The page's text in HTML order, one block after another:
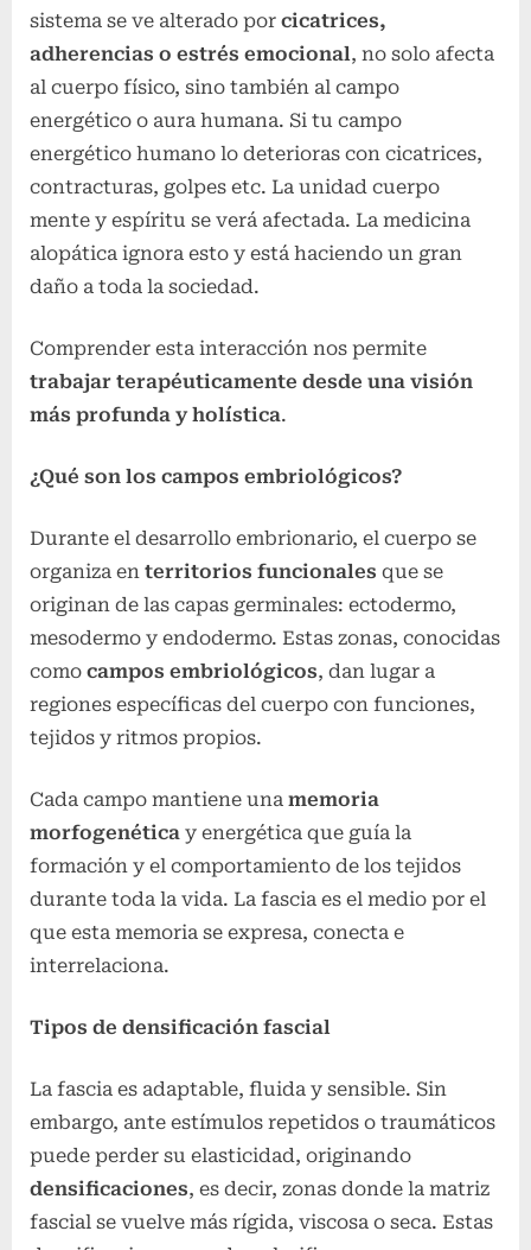
sistema se ve alterado por cicatrices,
adherencias o estrés emocional, no solo afecta
al cuerpo físico, sino también al campo
energético o aura humana. Si tu campo
energético humano lo deterioras con cicatrices,
contracturas, golpes etc. La unidad cuerpo
mente y espíritu se verá afectada. La medicina
alopática ignora esto y está haciendo un gran
daño a toda la sociedad.
Comprender esta interacción nos permite
trabajar terapéuticamente desde una visión
más profunda y holística.
¿Qué son los campos embriológicos?
Durante el desarrollo embrionario, el cuerpo se
organiza en territorios funcionales que se
originan de las capas germinales: ectodermo,
mesodermo y endodermo. Estas zonas, conocidas
como campos embriológicos, dan lugar a
regiones específicas del cuerpo con funciones,
tejidos y ritmos propios.
Cada campo mantiene una memoria
morfogenética y energética que guía la
formación y el comportamiento de los tejidos
durante toda la vida. La fascia es el medio por el
que esta memoria se expresa, conecta e
interrelaciona.
Tipos de densificación fascial
La fascia es adaptable, fluida y sensible. Sin
embargo, ante estímulos repetidos o traumáticos
puede perder su elasticidad, originando
densificaciones, es decir, zonas donde la matriz
fascial se vuelve más rígida, viscosa o seca. Estas